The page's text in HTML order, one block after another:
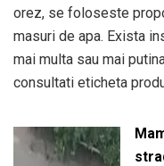
orez, se foloseste
masuri de apa. Exista
mai multa sau mai
consultati eticheta